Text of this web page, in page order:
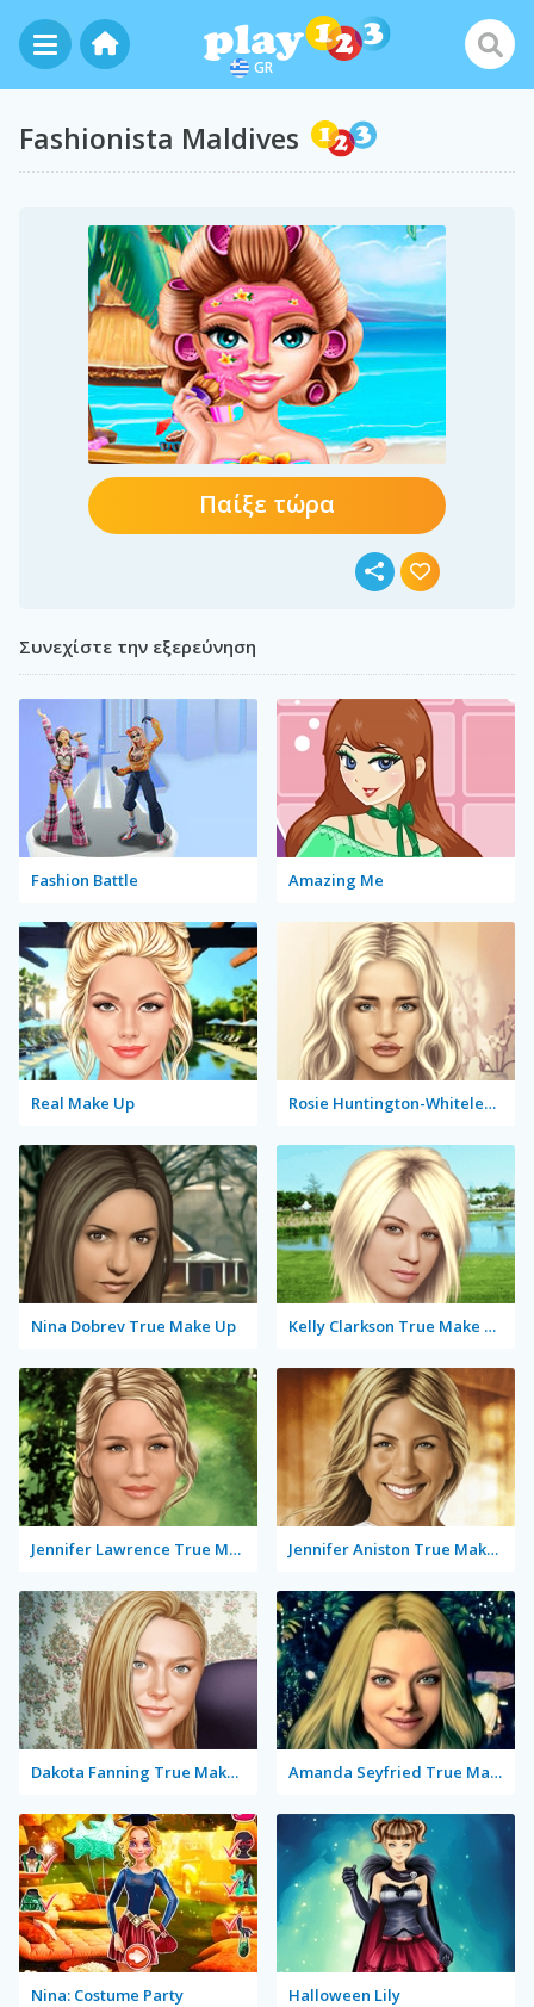
GR
Fashionista Maldives
Παίξε τώρα
Συνεχίστε την εξερεύνηση
Fashion Battle Amazing Me
Real Make Up Rosie Huntington-Whiteley True Make Up
Nina Dobrev True Make Up Kelly Clarkson True Make Up
Jennifer Lawrence True Make Up Jennifer Aniston True Make Up
Dakota Fanning True Make Up Amanda Seyfried True Make Up
Nina: Costume Party Halloween Lily